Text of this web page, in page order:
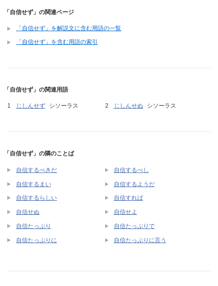
「自信せず」の関連ページ
「自信せず」を解説文に含む用語の一覧
「自信せず」を含む用語の索引
「自信せず」の関連用語
じしんせず シソーラス じしんせぬ シソーラス
「自信せず」の隣のことば
自信するべきだ 自信するべし
自信するまい 自信するようだ
自信するらしい 自信すれば
自信せぬ 自信せよ
自信たっぷり 自信たっぷりで
自信たっぷりに 自信たっぷりに言う